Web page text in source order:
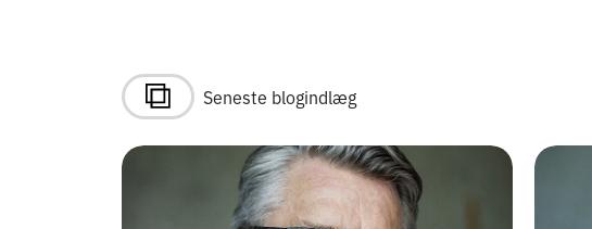
Seneste blogindlæg